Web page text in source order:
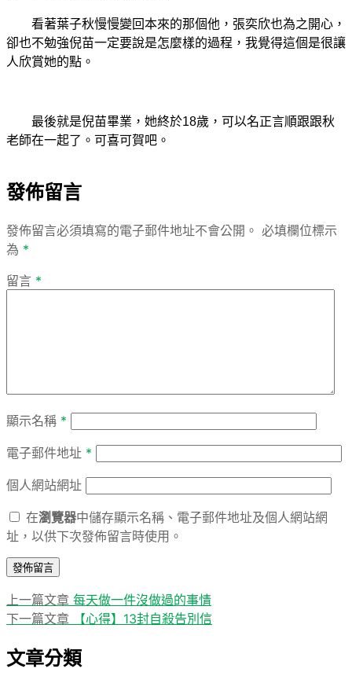
看著葉子秋慢慢變回本來的那個他，張奕欣也為之開心，
卻也不勉強倪苗一定要說是怎麼樣的過程，我覺得這個是很讓
人欣賞她的點。
最後就是倪苗畢業，她終於18歲，可以名正言順跟跟秋
老師在一起了。可喜可賀吧。
發佈留言
發佈留言必須填寫的電子郵件地址不會公開。 必填欄位標示
為 *
留言 *
顯示名稱 *
電子郵件地址 *
個人網站網址
在瀏覽器中儲存顯示名稱、電子郵件地址及個人網站網
址，以供下次發佈留言時使用。
文
章
導
上一篇文章 上
一
文
每天做一件沒做過的事情
下一篇文章
下
篇
【心得】13封自殺告別信
文章分類